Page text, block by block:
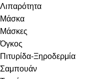
Λιπαρότητα
Μάσκα
Μάσκες
Όγκος
Πιτυρίδα-Ξηροδερμία
Σαμπουάν